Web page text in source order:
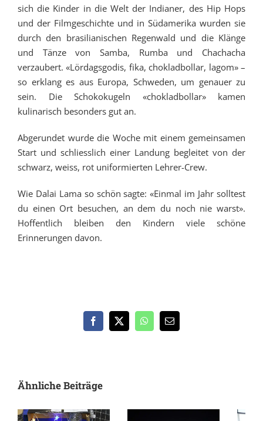
sich die Kinder in die Welt der Indianer, des Hip Hops
und der Filmgeschichte und in Südamerika wurden sie
durch den brasilianischen Regenwald und die Klänge
und Tänze von Samba, Rumba und Chachacha
verzaubert. «Lördagsgodis, fika, chokladbollar, lagom» –
so erklang es aus Europa, Schweden, um genauer zu
sein. Die Schokokugeln «chokladbollar» kamen
kulinarisch besonders gut an.
Abgerundet wurde die Woche mit einem gemeinsamen
Start und schliesslich einer Landung begleitet von der
schwarz, weiss, rot uniformierten Lehrer-Crew.
Wie Dalai Lama so schön sagte: «Einmal im Jahr solltest
du einen Ort besuchen, an dem du noch nie warst».
Hoffentlich bleiben den Kindern viele schöne
Erinnerungen davon.
Facebook
X WhatsApp
E-
Ähnliche Beiträge